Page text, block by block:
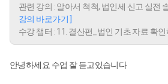
관련 강의 : 알아서 척척, 법인세 신고 실전
강의 바로가기 ]
수강 챕터 : 11. 결산편_법인 기초 자료 확인
안녕하세요 수업 잘 듣고있습니다